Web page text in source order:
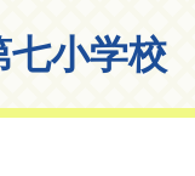
七小学